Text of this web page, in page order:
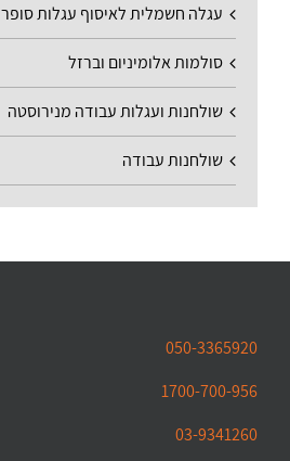
עגלה חשמלית לאיסוף עגלות סופר
סולמות אלומיניום וברזל
שולחנות ועגלות עבודה מנירוסטה
שולחנות עבודה
050-3365920
1700-700-956
03-9341260